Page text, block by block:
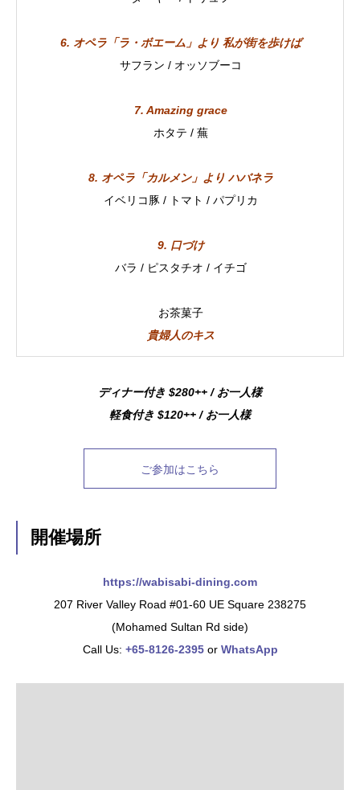
6. オペラ「ラ・ボエーム」より 私が街を歩けば
サフラン / オッソブーコ
7. Amazing grace
ホタテ / 蕪
8. オペラ「カルメン」より ハバネラ
イベリコ豚 / トマト / パプリカ
9. 口づけ
バラ / ピスタチオ / イチゴ
お茶菓子
貴婦人のキス
ディナー付き $280++ / お一人様
軽食付き $120++ / お一人様
ご参加はこちら
開催場所
https://wabisabi-dining.com
207 River Valley Road #01-60 UE Square 238275
(Mohamed Sultan Rd side)
Call Us: +65-8126-2395or WhatsApp